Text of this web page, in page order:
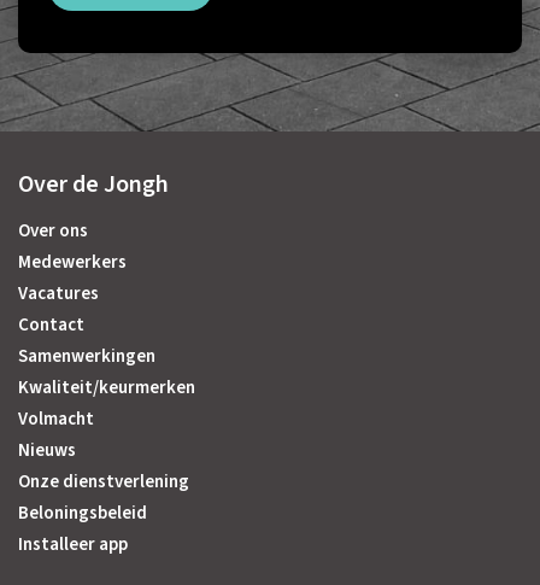
Over de Jongh
Over ons
Medewerkers
Vacatures
Contact
Samenwerkingen
Kwaliteit/keurmerken
Volmacht
Nieuws
Onze dienstverlening
Beloningsbeleid
Installeer app